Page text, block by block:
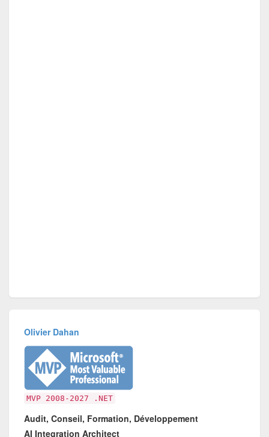
Olivier Dahan
MVP 2008-2027 .NET
Audit, Conseil, Formation, Développement
AI Integration Architect